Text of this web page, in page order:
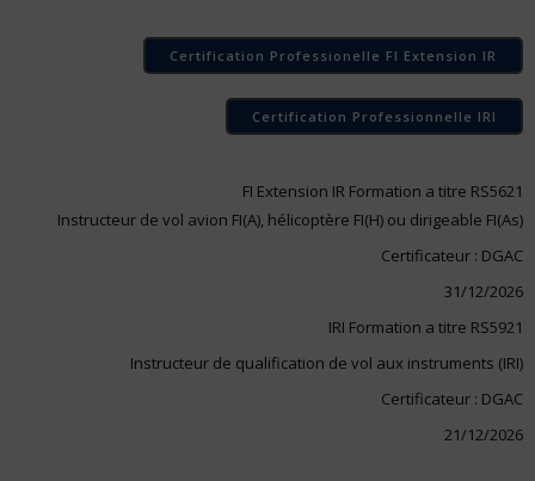
Certification Professionelle FI Extension IR
Certification Professionnelle IRI
FI Extension IR Formation a titre RS5621
Instructeur de vol avion FI(A), hélicoptère FI(H) ou dirigeable FI(As)
Certificateur : DGAC
31/12/2026
IRI Formation a titre RS5921
Instructeur de qualification de vol aux instruments (IRI)
Certificateur : DGAC
21/12/2026